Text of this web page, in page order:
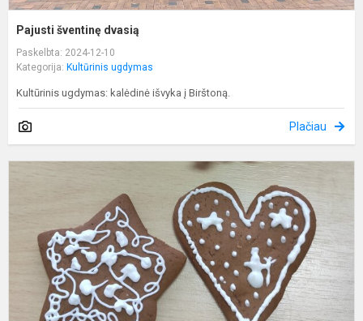
Pajusti šventinę dvasią
Paskelbta: 2024-12-10
Kategorija: Kultūrinis ugdymas
Kultūrinis ugdymas: kalėdinė išvyka į Birštoną.
Plačiau